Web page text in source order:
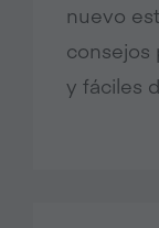
nuevo
consejos
y fáciles